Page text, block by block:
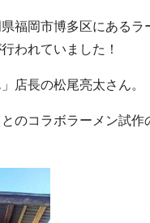
福岡市博多区にあるラ
われていました！
店長の松尾亮太さん。
のコラボラーメン試作